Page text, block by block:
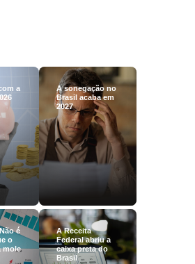
a
A sonegação no
Brasil acaba em
2027
é
o
mole
A Receita
Federal abriu a
caixa preta do
Brasil